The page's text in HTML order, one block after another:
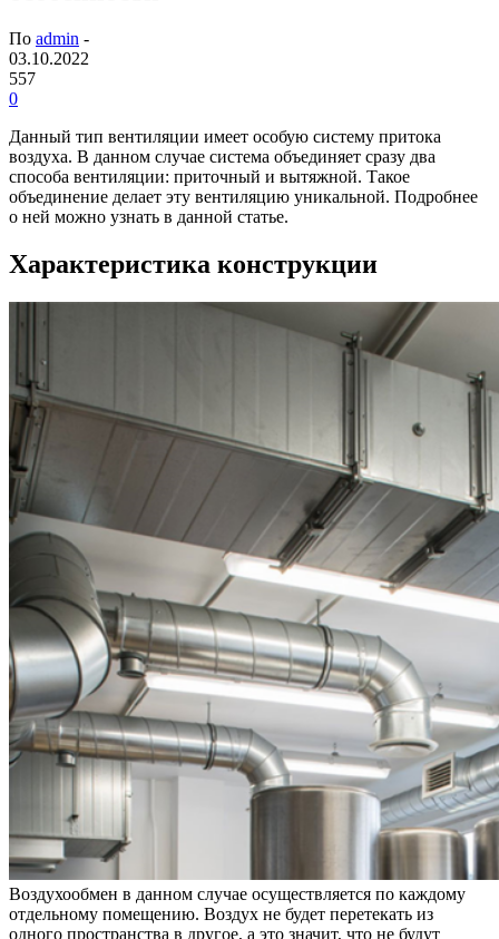
По admin -
03.10.2022
557
0
Данный тип вентиляции имеет особую систему притока
воздуха. В данном случае система объединяет сразу два
способа вентиляции: приточный и вытяжной. Такое
объединение делает эту вентиляцию уникальной. Подробнее
о ней можно узнать в данной статье.
Характеристика конструкции
Воздухообмен в данном случае осуществляется по каждому
отдельному помещению. Воздух не будет перетекать из
одного пространства в другое, а это значит, что не будут